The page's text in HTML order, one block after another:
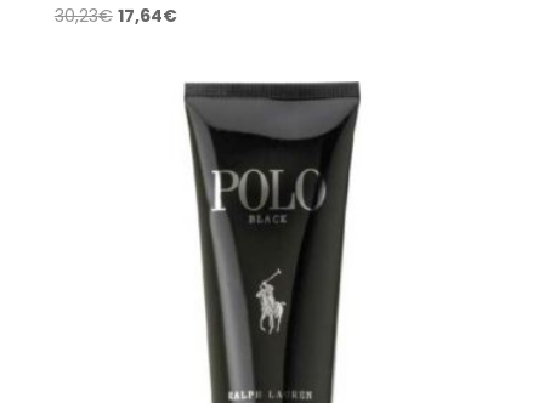
30,23€ El
17,64€El
es:
17,64€.